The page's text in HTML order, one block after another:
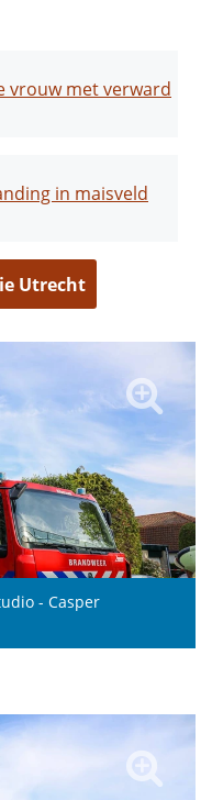
vrouw met verward
in maisveld
Utrecht
- Casper